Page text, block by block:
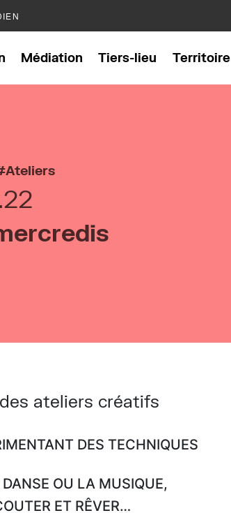
Médiation Tiers-lieu Territoire
Ateliers
ateliers créatifs
DES TECHNIQUES
OU LA MUSIQUE,
ET RÊVER…